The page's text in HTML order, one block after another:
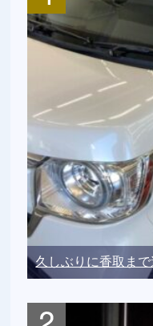
久しぶりに香取ま